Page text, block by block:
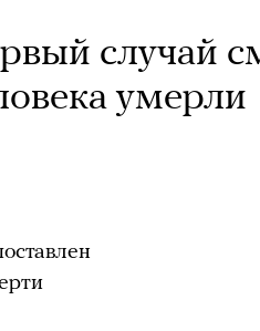
случай
умерли